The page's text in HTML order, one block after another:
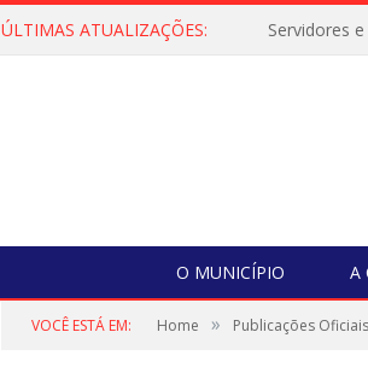
ÚLTIMAS ATUALIZAÇÕES:
O MUNICÍPIO A
VOCÊ ESTÁ EM: Home » Publicações Oficiais